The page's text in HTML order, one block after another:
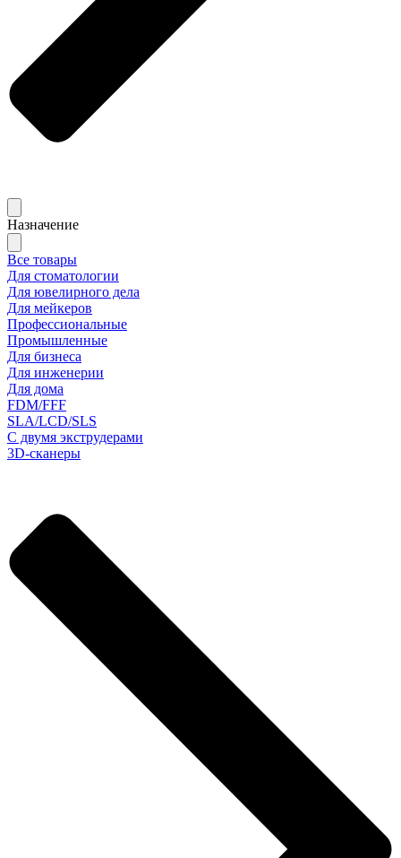
Назначение
Все товары
Для стоматологии
Для ювелирного дела
Для мейкеров
Профессиональные
Промышленные
Для бизнеса
Для инженерии
Для дома
FDM/FFF
SLA/LCD/SLS
С двумя экструдерами
3D-сканеры